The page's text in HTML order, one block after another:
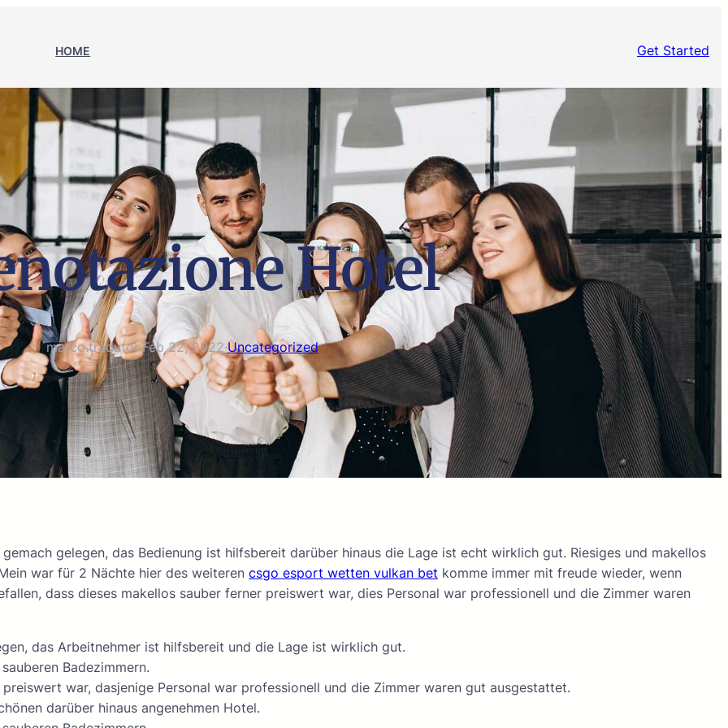
HOME Get Started
Hotel
marco.tradutor·Feb 22, 2022·Uncategorized
gelegen, das Bedienung ist hilfsbereit darüber hinaus die Lage ist echt wirklich gut. Riesiges und makellos
war für 2 Nächte hier des weiteren csgo esport wetten vulkan bet komme immer mit freude wieder, wenn
dass dieses makellos sauber ferner preiswert war, dies Personal war professionell und die Zimmer waren
das Arbeitnehmer ist hilfsbereit und die Lage ist wirklich gut.
Badezimmern.
war, dasjenige Personal war professionell und die Zimmer waren gut ausgestattet.
darüber hinaus angenehmen Hotel.